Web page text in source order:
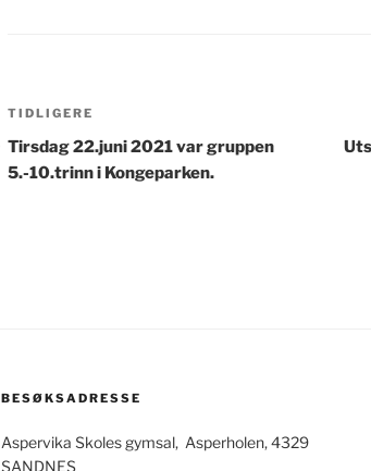
Innleggsnavigasjon
Forrige
innlegg
TIDLIGERE
Tirsdag 22.juni 2021 var gruppen
5.-10.trinn i Kongeparken.
BESØKSADRESSE
Aspervika Skoles gymsal, Asperholen, 4329
SANDNES